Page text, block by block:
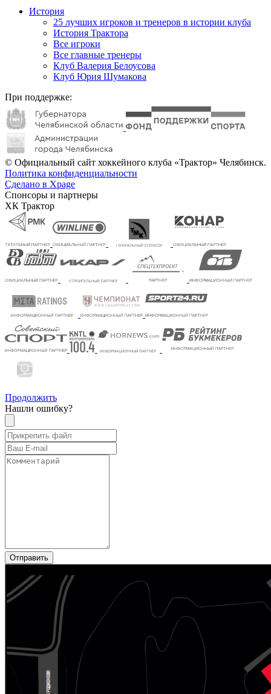
История
25 лучших игроков и тренеров в истории клуба
История Трактора
Все игроки
Все главные тренеры
Клуб Валерия Белоусова
Клуб Юрия Шумакова
При поддержке:
© Официальный сайт хоккейного клуба «Трактор» Челябинск.
Политика конфиденциальности
Сделано в Xpage
Спонсоры и партнеры
ХК Трактор
Продолжить
Нашли ошибку?